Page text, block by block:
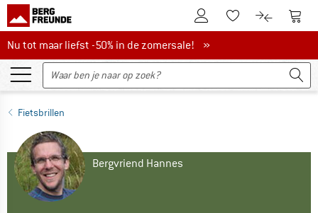
De klantenaccount
Naar deNaar de
Nu tot maar liefst -50% in de zomersale!
Nu tot maar liefst -50% in de zomersale! »
Fietsbrillen
Bergvriend Hannes